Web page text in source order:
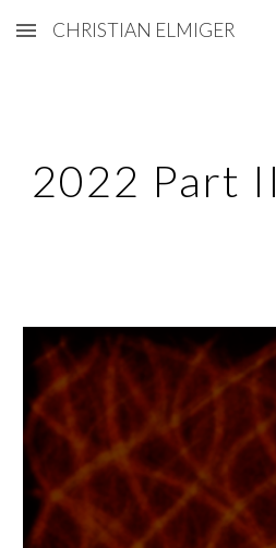
Skip to main content
CHRISTIAN ELMIGER
2022 Part II